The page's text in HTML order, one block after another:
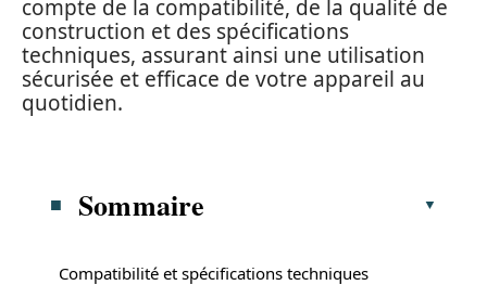
compte de la compatibilité, de la qualité de
construction et des spécifications
techniques, assurant ainsi une utilisation
sécurisée et efficace de votre appareil au
quotidien.
Sommaire
Compatibilité et spécifications techniques